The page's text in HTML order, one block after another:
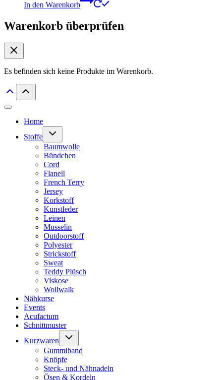
In den Warenkorb
Warenkorb überprüfen
Es befinden sich keine Produkte im Warenkorb.
Home
Stoffe
Untermenü
Baumwolle
Bündchen
Cord
Flanell
French Terry
Jersey
Korkstoff
Kunstleder
Leinen
Musselin
Outdoorstoff
Polyester
Strickstoff
Sweat
Teddy Plüsch
Viskose
Wollwalk
Nähkurse
Events
Acufactum
Schnittmuster
Kurzwaren
Untermenü
Gummiband
Knöpfe
Steck- und Nähnadeln
Ösen & Kordeln